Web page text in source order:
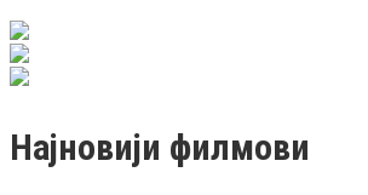
Најновији филмови